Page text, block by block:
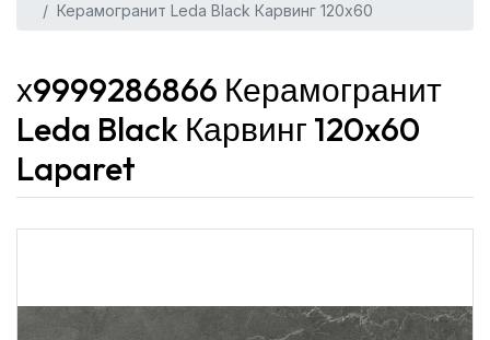
Керамогранит Leda Black Карвинг 120x60
х9999286866 Керамогранит
Leda Black Карвинг 120x60
Laparet